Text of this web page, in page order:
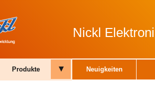
Nickl
Produkte ▾ Neuigkeiten